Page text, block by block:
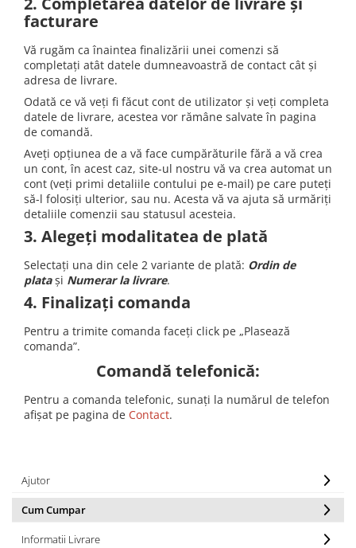
Iluminat arhitectural
Lampadare
Becuri LED Decor
Lampi de birou
Profil aluminiu
Tub LED
Becuri LED Smart
Becuri LED
Becuri LED cu filament
Corpuri de emergenta
Lustre LED
Uncategorized
Profil banda LED
Fotosenzori si Senzori de miscare
Sina Magnetica Slim LIMBO
Priza exterior
facturare
Vă rugăm ca înaintea finalizării unei comenzi să
completați atât datele dumneavoastră de contact cât și
adresa de livrare.
Odată ce vă veți fi făcut cont de utilizator și veți completa
datele de livrare, acestea vor rămâne salvate în pagina
de comandă.
Aveți opțiunea de a vă face cumpărăturile fără a vă crea
un cont, în acest caz, site-ul nostru vă va crea automat un
cont (veți primi detaliile contului pe e-mail) pe care puteți
să-l folosiți ulterior, sau nu. Acesta vă va ajuta să urmăriți
detaliile comenzii sau statusul acesteia.
3. Alegeți modalitatea de plată
Selectați una din cele 2 variante de plată: Ordin de
platași Numerar la livrare.
4. Finalizați comanda
Pentru a trimite comanda faceți click pe „Plasează
comanda”.
Comandă telefonică:
Pentru a comanda telefonic, sunați la numărul de telefon
afișat pe pagina de Contact.
Ajutor
Cum Cumpar
Informatii Livrare